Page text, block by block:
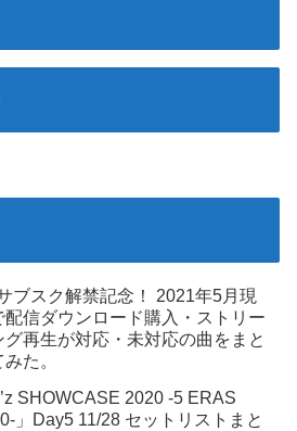
ブスク解禁記念！ 2021年5月現
配信ダウンロード購入・ストリー
グ再生が対応・未対応の曲をまと
た。
SHOWCASE 2020 -5 ERAS
」Day5 11/28 セットリストまと